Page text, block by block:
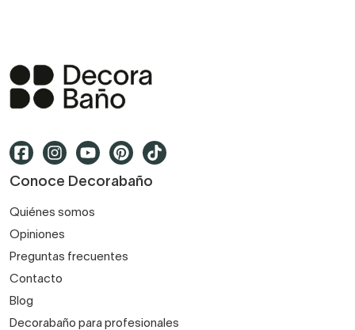
Conoce Decorabaño
Quiénes somos
Opiniones
Preguntas frecuentes
Contacto
Blog
Decorabaño para profesionales